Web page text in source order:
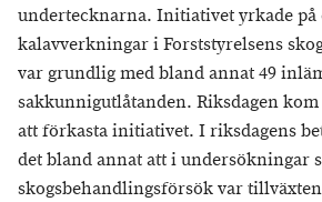
undertecknarna. Initiativet yrkade
kalavverkningar i Forststyrelsens
var grundlig med bland annat 49
sakkunnigutlåtanden. Riksdagen
att förkasta initiativet. I riksdagens
det bland annat att i undersökningar
skogsbehandlingsförsök var